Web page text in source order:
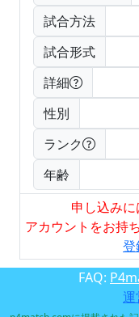
試合方法
試合形式
詳細
性別
ランク
年齢
申し込みに
アカウントをお持
登
FAQ:
運